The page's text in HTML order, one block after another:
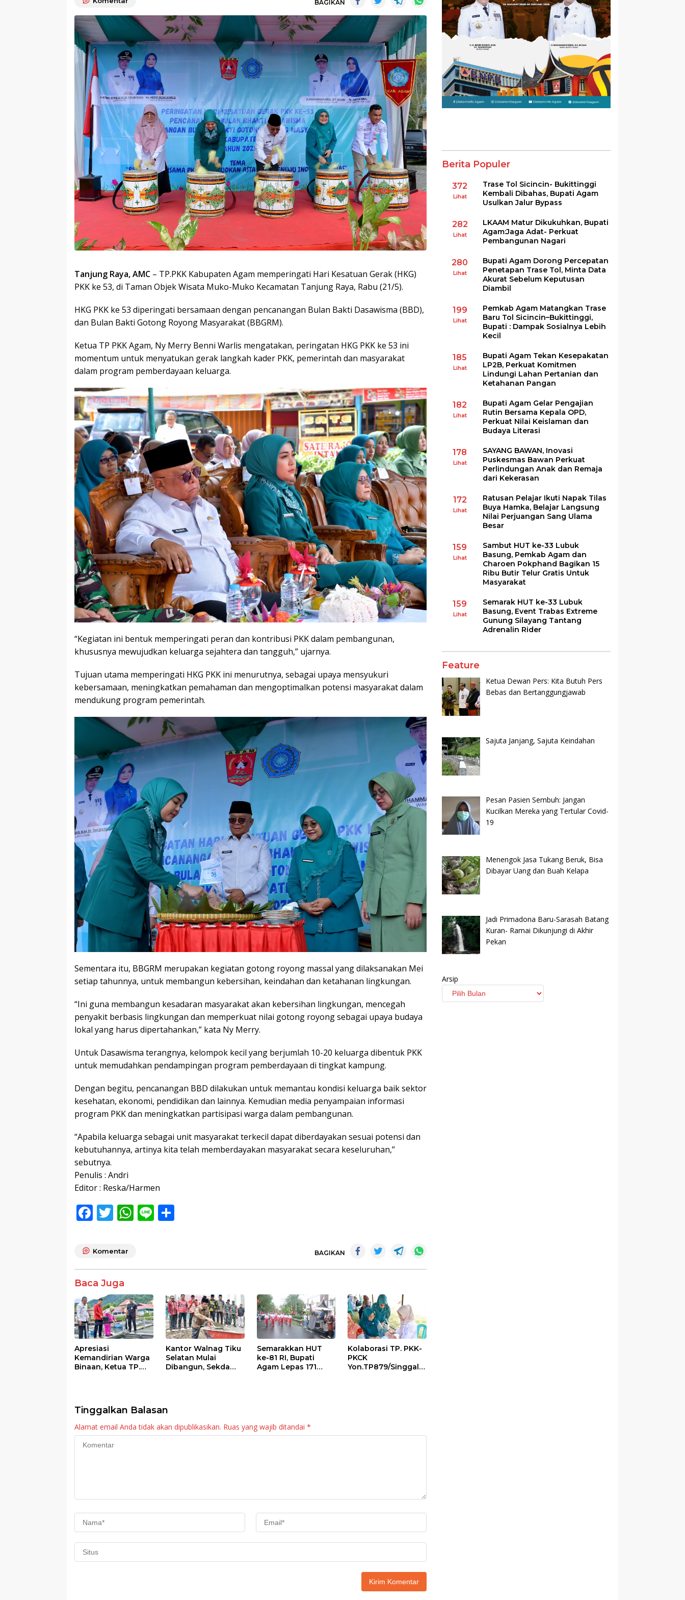
BAGIKAN
Tanjung Raya, AMC – TP.PKK Kabupaten Agam memperingati Hari Kesatuan Gerak (HKG)
PKK ke 53, di Taman Objek Wisata Muko-Muko Kecamatan Tanjung Raya, Rabu (21/5).
HKG PKK ke 53 diperingati bersamaan dengan pencanangan Bulan Bakti Dasawisma (BBD),
dan Bulan Bakti Gotong Royong Masyarakat (BBGRM).
Ketua TP PKK Agam, Ny Merry Benni Warlis mengatakan, peringatan HKG PKK ke 53 ini
momentum untuk menyatukan gerak langkah kader PKK, pemerintah dan masyarakat
dalam program pemberdayaan keluarga.
“Kegiatan ini bentuk memperingati peran dan kontribusi PKK dalam pembangunan,
khususnya mewujudkan keluarga sejahtera dan tangguh,” ujarnya.
Tujuan utama memperingati HKG PKK ini menurutnya, sebagai upaya mensyukuri
kebersamaan, meningkatkan pemahaman dan mengoptimalkan potensi masyarakat dalam
mendukung program pemerintah.
Sementara itu, BBGRM merupakan kegiatan gotong royong massal yang dilaksanakan Mei
setiap tahunnya, untuk membangun kebersihan, keindahan dan ketahanan lingkungan.
“Ini guna membangun kesadaran masyarakat akan kebersihan lingkungan, mencegah
penyakit berbasis lingkungan dan memperkuat nilai gotong royong sebagai upaya budaya
lokal yang harus dipertahankan,” kata Ny Merry.
Untuk Dasawisma terangnya, kelompok kecil yang berjumlah 10-20 keluarga dibentuk PKK
untuk memudahkan pendampingan program pemberdayaan di tingkat kampung.
Dengan begitu, pencanangan BBD dilakukan untuk memantau kondisi keluarga baik sektor
kesehatan, ekonomi, pendidikan dan lainnya. Kemudian media penyampaian informasi
program PKK dan meningkatkan partisipasi warga dalam pembangunan.
“Apabila keluarga sebagai unit masyarakat terkecil dapat diberdayakan sesuai potensi dan
kebutuhannya, artinya kita telah memberdayakan masyarakat secara keseluruhan,”
sebutnya.
Penulis : Andri
Editor : Reska/Harmen
F
e
o
o
k
T
itt
W
p
p
Li
Komentar BAGIKAN
Baca Juga
Apresiasi
Kemandirian Warga
Binaan, Ketua TP.
Maninjau
Kantor Walnag Tiku
Selatan Mulai
Dibangun, Sekda
Semarakkan HUT
ke-81 RI, Bupati
Agam Lepas 171
Kolaborasi TP. PKK-
PKCK
Yon.TP879/Singgala
Tinggalkan Balasan
Alamat email Anda tidak akan dipublikasikan. Ruas yang wajib ditandai *
Berita Populer
372
Lihat
Trase Tol Sicincin- Bukittinggi
Kembali Dibahas, Bupati Agam
Usulkan Jalur Bypass
282
Lihat
LKAAM Matur Dikukuhkan, Bupati
Agam:Jaga Adat- Perkuat
Pembangunan Nagari
280
Lihat
Bupati Agam Dorong Percepatan
Penetapan Trase Tol, Minta Data
Akurat Sebelum Keputusan
Diambil
199
Lihat
Pemkab Agam Matangkan Trase
Baru Tol Sicincin–Bukittinggi,
Bupati : Dampak Sosialnya Lebih
Kecil
185
Lihat
Bupati Agam Tekan Kesepakatan
LP2B, Perkuat Komitmen
Lindungi Lahan Pertanian dan
Ketahanan Pangan
182
Lihat
Bupati Agam Gelar Pengajian
Rutin Bersama Kepala OPD,
Perkuat Nilai Keislaman dan
Budaya Literasi
178
Lihat
SAYANG BAWAN, Inovasi
Puskesmas Bawan Perkuat
Perlindungan Anak dan Remaja
dari Kekerasan
172
Lihat
Ratusan Pelajar Ikuti Napak Tilas
Buya Hamka, Belajar Langsung
Nilai Perjuangan Sang Ulama
Besar
159
Lihat
Sambut HUT ke-33 Lubuk
Basung, Pemkab Agam dan
Charoen Pokphand Bagikan 15
Ribu Butir Telur Gratis Untuk
Masyarakat
159
Lihat
Semarak HUT ke-33 Lubuk
Basung, Event Trabas Extreme
Gunung Silayang Tantang
Adrenalin Rider
Feature
Ketua Dewan Pers: Kita Butuh Pers
Bebas dan Bertanggungjawab
Sajuta Janjang, Sajuta Keindahan
Pesan Pasien Sembuh: Jangan
Kucilkan Mereka yang Tertular Covid-
19
Menengok Jasa Tukang Beruk, Bisa
Dibayar Uang dan Buah Kelapa
Jadi Primadona Baru-Sarasah Batang
Kuran- Ramai Dikunjungi di Akhir
Pekan
Arsip